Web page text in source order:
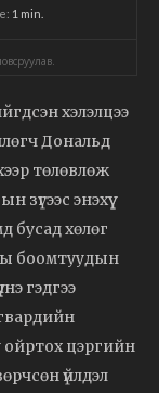
1 min.
хэлэлцээ
Дональд
төлөвлөж
энэхүү
бусад хөлөг
боомтуудын
гэдгээ
ойртох цэргийн
үйлдэл